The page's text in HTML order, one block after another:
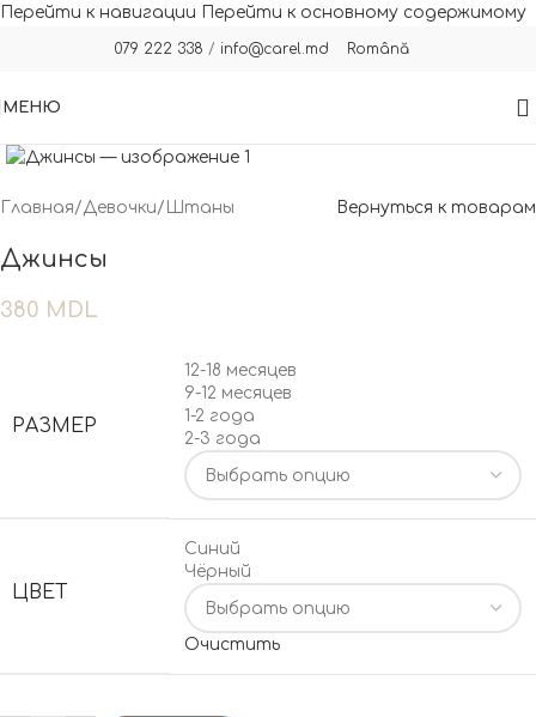
Перейти к навигации Перейти к основному содержимому
079 222 338 / info@carel.md Română
МЕНЮ
Главная/Девочки/ Штаны Вернуться к товарам
Джинсы
380 MDL
РАЗМЕР
12-18 месяцев
9-12 месяцев
1-2 года
2-3 года
ЦВЕТ
Синий
Чёрный
Очистить